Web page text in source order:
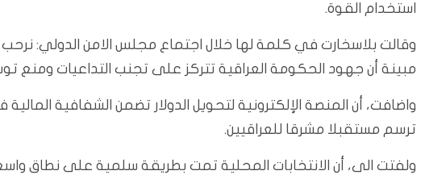
استخدام القوة.
وقالت بلاسخارت في كلمة لها خلال اجتماع مجلس الامن الدولي: نرحب
مبينة أن جهود الحكومة العراقية تتركز على تجنب التداعيات ومنع
واضافت، أن المنصة الإلكترونية لتحويل الدولار تضمن الشفافية
ترسم مستقبلا مشرقا للعراقيين.
ولفتت الى، أن الانتخابات المحلية تمت بطريقة سلمية على نطاق